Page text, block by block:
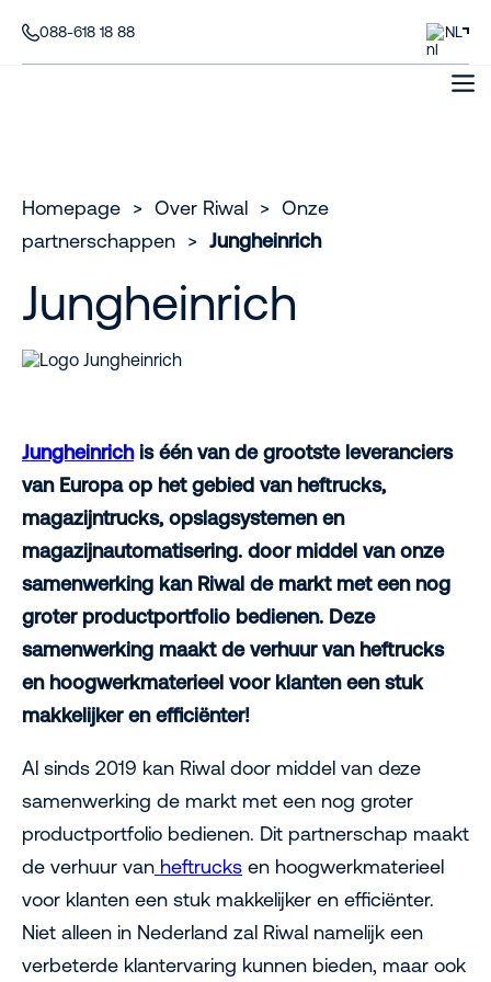
088-618 18 88 NL
Homepage > Over Riwal > Onze
partnerschappen > Jungheinrich
Jungheinrich
Jungheinrichis één van de grootste leveranciers
van Europa op het gebied van heftrucks,
magazijntrucks, opslagsystemen en
magazijnautomatisering. door middel van onze
samenwerking kan Riwal de markt met een nog
groter productportfolio bedienen. Deze
samenwerking maakt de verhuur van heftrucks
en hoogwerkmaterieel voor klanten een stuk
makkelijker en efficiënter!
Al sinds 2019 kan Riwal door middel van deze
samenwerking de markt met een nog groter
productportfolio bedienen. Dit partnerschap maakt
de verhuur van heftrucks en hoogwerkmaterieel
voor klanten een stuk makkelijker en efficiënter.
Niet alleen in Nederland zal Riwal namelijk een
verbeterde klantervaring kunnen bieden, maar ook